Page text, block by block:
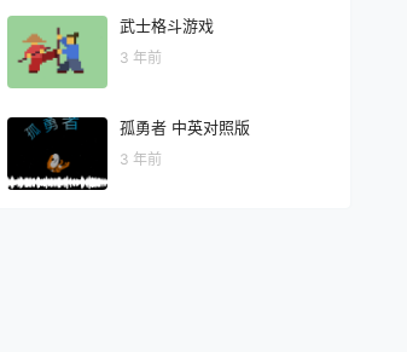
武士格斗游戏
3 年前
孤勇者 中英对照版
3 年前